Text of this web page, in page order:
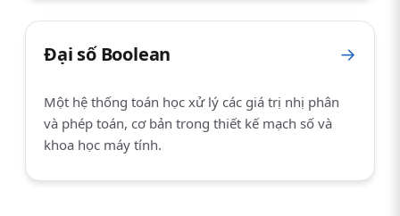
Đại số Boolean →
Một hệ thống toán học xử lý các giá trị nhị phân
và phép toán, cơ bản trong thiết kế mạch số và
khoa học máy tính.